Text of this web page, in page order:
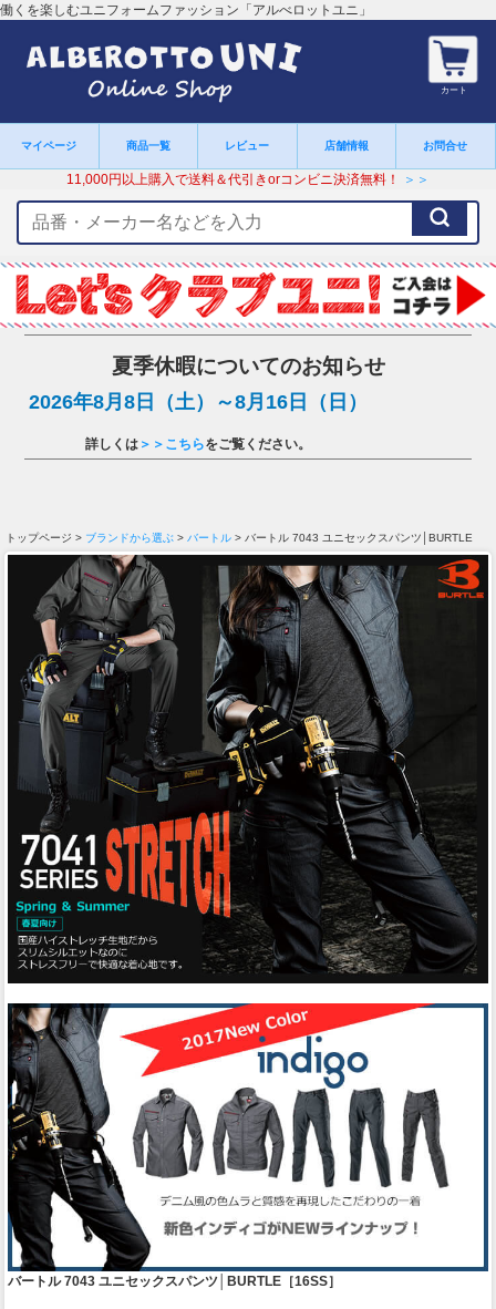
働くを楽しむユニフォームファッション「アルべロットユニ」
カート
マイページ 商品一覧 レビュー 店舗情報 お問合せ
11,000円以上購入で送料＆代引きorコンビニ決済無料！ ＞＞
ー
ワ
ー
ド
夏季休暇についてのお知らせ
2026年8月8日（土）～8月16日（日）
詳しくは ＞＞こちらをご覧ください。
トップページ > ブランドから選ぶ > バートル > バートル 7043 ユニセックスパンツ│BURTLE
バートル 7043 ユニセックスパンツ│BURTLE［16SS］